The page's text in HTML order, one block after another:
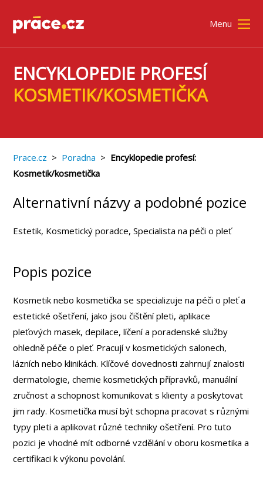
Práce a brigády
Poradna
Menu
ENCYKLOPEDIE PROFESÍ
KOSMETIK/KOSMETIČKA
Prace.cz > Poradna > Encyklopedie profesí:
Kosmetik/kosmetička
Alternativní názvy a podobné pozice
Estetik, Kosmetický poradce, Specialista na péči o pleť
Popis pozice
Kosmetik nebo kosmetička se specializuje na péči o pleť a
estetické ošetření, jako jsou čištění pleti, aplikace
pleťových masek, depilace, líčení a poradenské služby
ohledně péče o pleť. Pracují v kosmetických salonech,
lázních nebo klinikách. Klíčové dovednosti zahrnují znalosti
dermatologie, chemie kosmetických přípravků, manuální
zručnost a schopnost komunikovat s klienty a poskytovat
jim rady. Kosmetička musí být schopna pracovat s různými
typy pleti a aplikovat různé techniky ošetření. Pro tuto
pozici je vhodné mít odborné vzdělání v oboru kosmetika a
certifikaci k výkonu povolání.